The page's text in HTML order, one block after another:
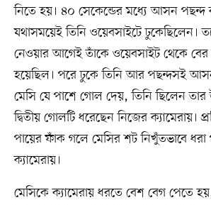
নিতে হয়। ৪০ সেকেন্ডের মধ্যে আসন পছন্দ
যথাসময়েই তিনি ওয়েবসাইটে ঢুকেছিলেন।
নেওয়ার আগেই তাঁকে ওয়েবসাইট থেকে
হয়েছিল। পরে ঢুকে তিনি আর পছন্দসই
মেসি যে পাশে গোল দেয়, তিনি ছিলেন
দ্বিতীয় গোলটি ধরেছেন নিজের ক্যামেরায়।
পায়ের ফাঁক গলে মেসির শট নিখুঁতভাবে
ক্যামেরায়।
মেসিকে ক্যামেরায় ধরতে বেশ বেগ পেতে